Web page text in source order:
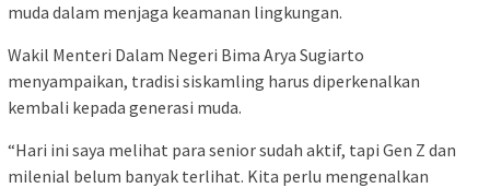
muda dalam menjaga keamanan lingkungan.
Wakil Menteri Dalam Negeri Bima Arya Sugiarto
menyampaikan, tradisi siskamling harus diperkenalkan
kembali kepada generasi muda.
“Hari ini saya melihat para senior sudah aktif, tapi Gen Z dan
milenial belum banyak terlihat. Kita perlu mengenalkan